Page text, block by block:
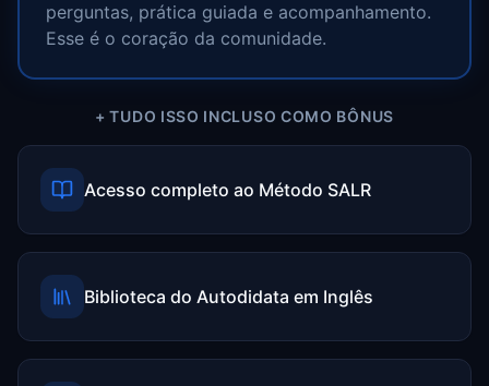
perguntas, prática guiada e acompanhamento.
Esse é o coração da comunidade.
+ TUDO ISSO INCLUSO COMO BÔNUS
Acesso completo ao Método SALR
Biblioteca do Autodidata em Inglês